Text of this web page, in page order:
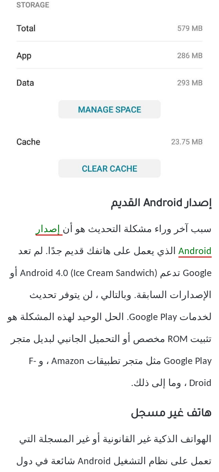
إصدار Android القديم
سبب آخر وراء مشكلة التحديث هو أن إصدار
Android الذي يعمل على هاتفك قديم جدًا. لم تعد
Google تدعم Android 4.0 (Ice Cream Sandwich) أو
الإصدارات السابقة. وبالتالي ، لن يتوفر تحديث
لخدمات Google Play. الحل الوحيد لهذه المشكلة هو
تثبيت ROM مخصص أو التحميل الجانبي لبديل متجر
Google Play مثل متجر تطبيقات Amazon ، و F-
Droid ، وما إلى ذلك.
هاتف غير مسجل
الهواتف الذكية غير القانونية أو غير المسجلة التي
تعمل على نظام التشغيل Android شائعة في دول